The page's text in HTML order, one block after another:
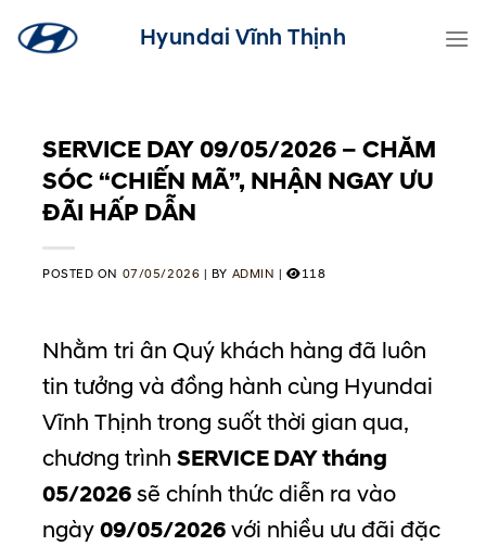
Hyundai Vĩnh Thịnh
SERVICE DAY 09/05/2026 – CHĂM
SÓC “CHIẾN MÃ”, NHẬN NGAY ƯU
ĐÃI HẤP DẪN
POSTED ON 07/05/2026 BY ADMIN | 118
Nhằm tri ân Quý khách hàng đã luôn
tin tưởng và đồng hành cùng Hyundai
Vĩnh Thịnh trong suốt thời gian qua,
chương trình SERVICE DAY tháng
05/2026sẽ chính thức diễn ra vào
ngày09/05/2026với nhiều ưu đãi đặc